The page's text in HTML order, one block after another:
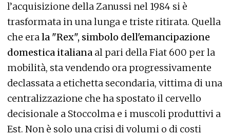
l’acquisizione della Zanussi nel 1984 si è
trasformata in una lunga e triste ritirata. Quella
che erala "Rex", simbolo dell'emancipazione
domestica italiana al pari della Fiat 600 per la
mobilità, sta vendendo ora progressivamente
declassata a etichetta secondaria, vittima di una
centralizzazione che ha spostato il cervello
decisionale a Stoccolma e i muscoli produttivi a
Est. Non è solo una crisi di volumi o di costi